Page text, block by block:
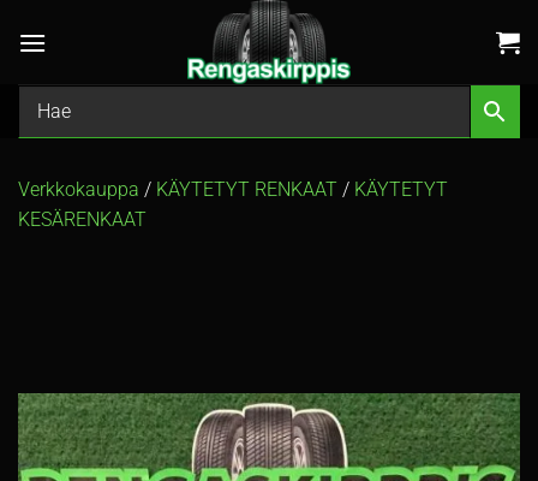
Verkkokauppa / KÄYTETYT RENKAAT / KÄYTETYT
KESÄRENKAAT